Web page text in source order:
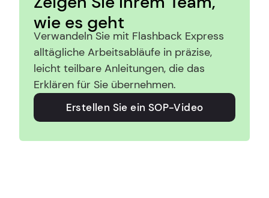
wie es geht
Verwandeln Sie mit Flashback Express
alltägliche Arbeitsabläufe in präzise,
leicht teilbare Anleitungen, die das
Erklären für Sie übernehmen.
Erstellen Sie ein SOP-Video